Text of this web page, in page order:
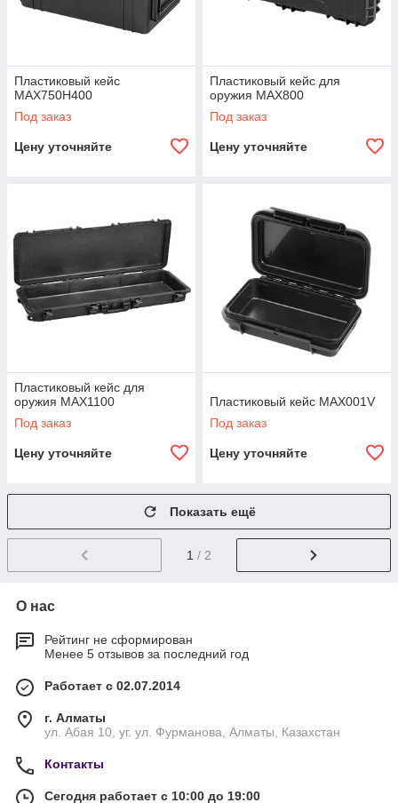
Пластиковый кейс
MAX750H400
Под заказ
Цену уточняйте
Пластиковый кейс для
оружия MAX800
Под заказ
Цену уточняйте
Пластиковый кейс для
оружия MAX1100
Под заказ
Цену уточняйте
Пластиковый кейс MAX001V
Под заказ
Цену уточняйте
Показать ещё
1 / 2
О нас
Рейтинг не сформирован
Менее 5 отзывов за последний год
Работает с 02.07.2014
г. Алматы
ул. Абая 10, уг. ул. Фурманова, Алматы, Казахстан
Контакты
Сегодня работает с 10:00 до 19:00